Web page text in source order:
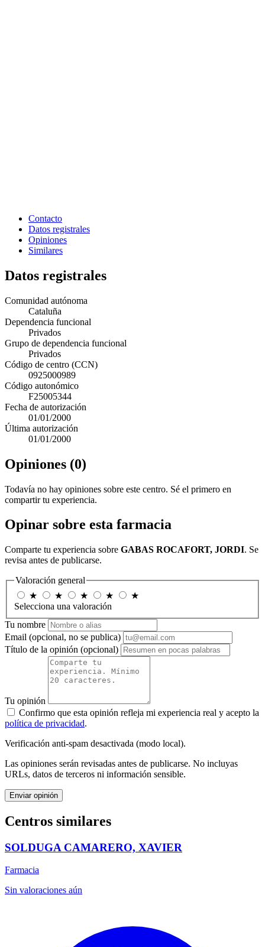
Contacto
Datos registrales
Opiniones
Similares
Datos registrales
Comunidad autónoma
Cataluña
Dependencia funcional
Privados
Grupo de dependencia funcional
Privados
Código de centro (CCN)
0925000989
Código autonómico
F25005344
Fecha de autorización
01/01/2000
Última autorización
01/01/2000
Opiniones (0)
Todavía no hay opiniones sobre este centro. Sé el primero en
compartir tu experiencia.
Opinar sobre esta farmacia
Comparte tu experiencia sobre GABAS ROCAFORT, JORDI. Se
revisa antes de publicarse.
Valoración general
★
★ ★ ★
★
Selecciona una valoración
Tu nombre
Email (opcional, no se publica)
Título de la opinión (opcional)
Tu opinión
Confirmo que esta opinión refleja mi experiencia real y acepto la
política de privacidad.
Verificación anti-spam desactivada (modo local).
Las opiniones serán revisadas antes de publicarse. No incluyas
URLs, datos de terceros ni información sensible.
Enviar opinión
Centros similares
SOLDUGA CAMARERO, XAVIER
Farmacia
Sin valoraciones aún